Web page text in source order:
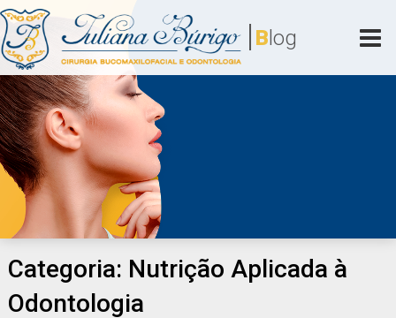
Skip
to
content
| Blog
Juliana Búrigo
Cirurgia Bucomaxilofacial e Odontologia
Categoria: Nutrição Aplicada à
Odontologia